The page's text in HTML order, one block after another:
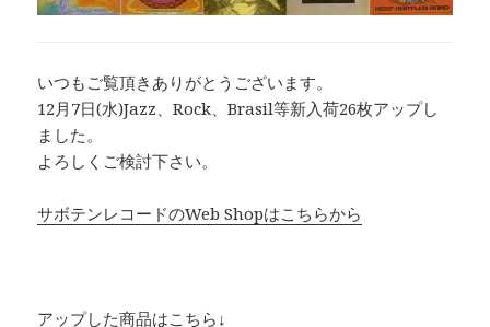
いつもご覧頂きありがとうございます。
12月7日(水)Jazz、Rock、Brasil等新入荷26枚アップし
ました。
よろしくご検討下さい。
サボテンレコードのWeb Shopはこちらから
アップした商品はこちら↓